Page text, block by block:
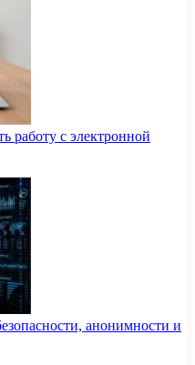
работу с электронной
анонимности и